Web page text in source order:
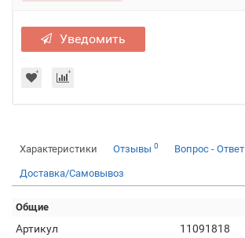
Уведомить
Характеристики Отзывы 0 Вопрос - Ответ
Доставка/Самовывоз
Общие
Артикул
11091818